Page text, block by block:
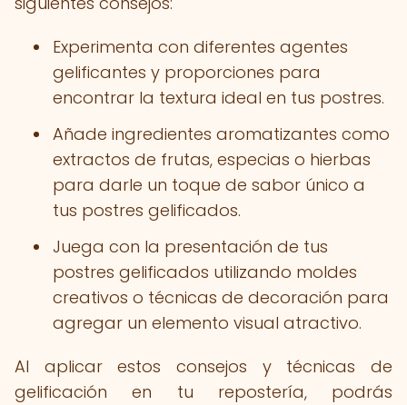
Experimenta con diferentes agentes
gelificantes y proporciones para
encontrar la textura ideal en tus postres.
Añade ingredientes aromatizantes como
extractos de frutas, especias o hierbas
para darle un toque de sabor único a
tus postres gelificados.
Juega con la presentación de tus
postres gelificados utilizando moldes
creativos o técnicas de decoración para
agregar un elemento visual atractivo.
Al aplicar estos consejos y técnicas de
gelificación en tu repostería, podrás